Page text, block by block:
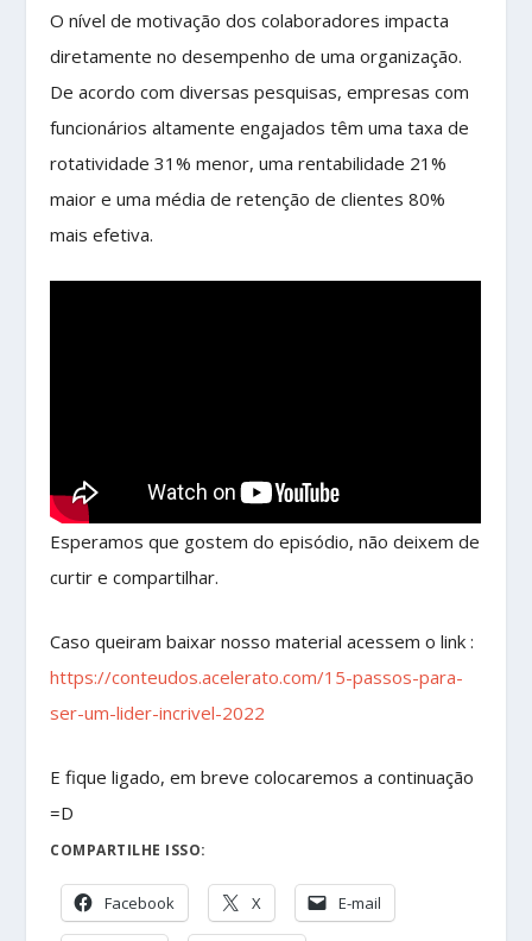
O nível de motivação dos colaboradores impacta
diretamente no desempenho de uma organização.
De acordo com diversas pesquisas, empresas com
funcionários altamente engajados têm uma taxa de
rotatividade 31% menor, uma rentabilidade 21%
maior e uma média de retenção de clientes 80%
mais efetiva.
Esperamos que gostem do episódio, não deixem de
curtir e compartilhar.
Caso queiram baixar nosso material acessem o link :
https://conteudos.acelerato.com/15-passos-para-
ser-um-lider-incrivel-2022
E fique ligado, em breve colocaremos a continuação
=D
COMPARTILHE ISSO:
Facebook X E-mail